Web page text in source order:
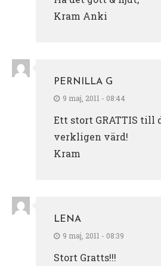
Kram Anki
PERNILLA G
9 maj, 2011 - 08:44
Ett stort GRATTIS till
verkligen värd!
Kram
LENA
9 maj, 2011 - 08:39
Stort Gratts!!!